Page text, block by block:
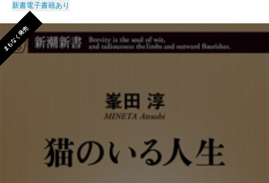
新書電子書籍あり
まもなく発売